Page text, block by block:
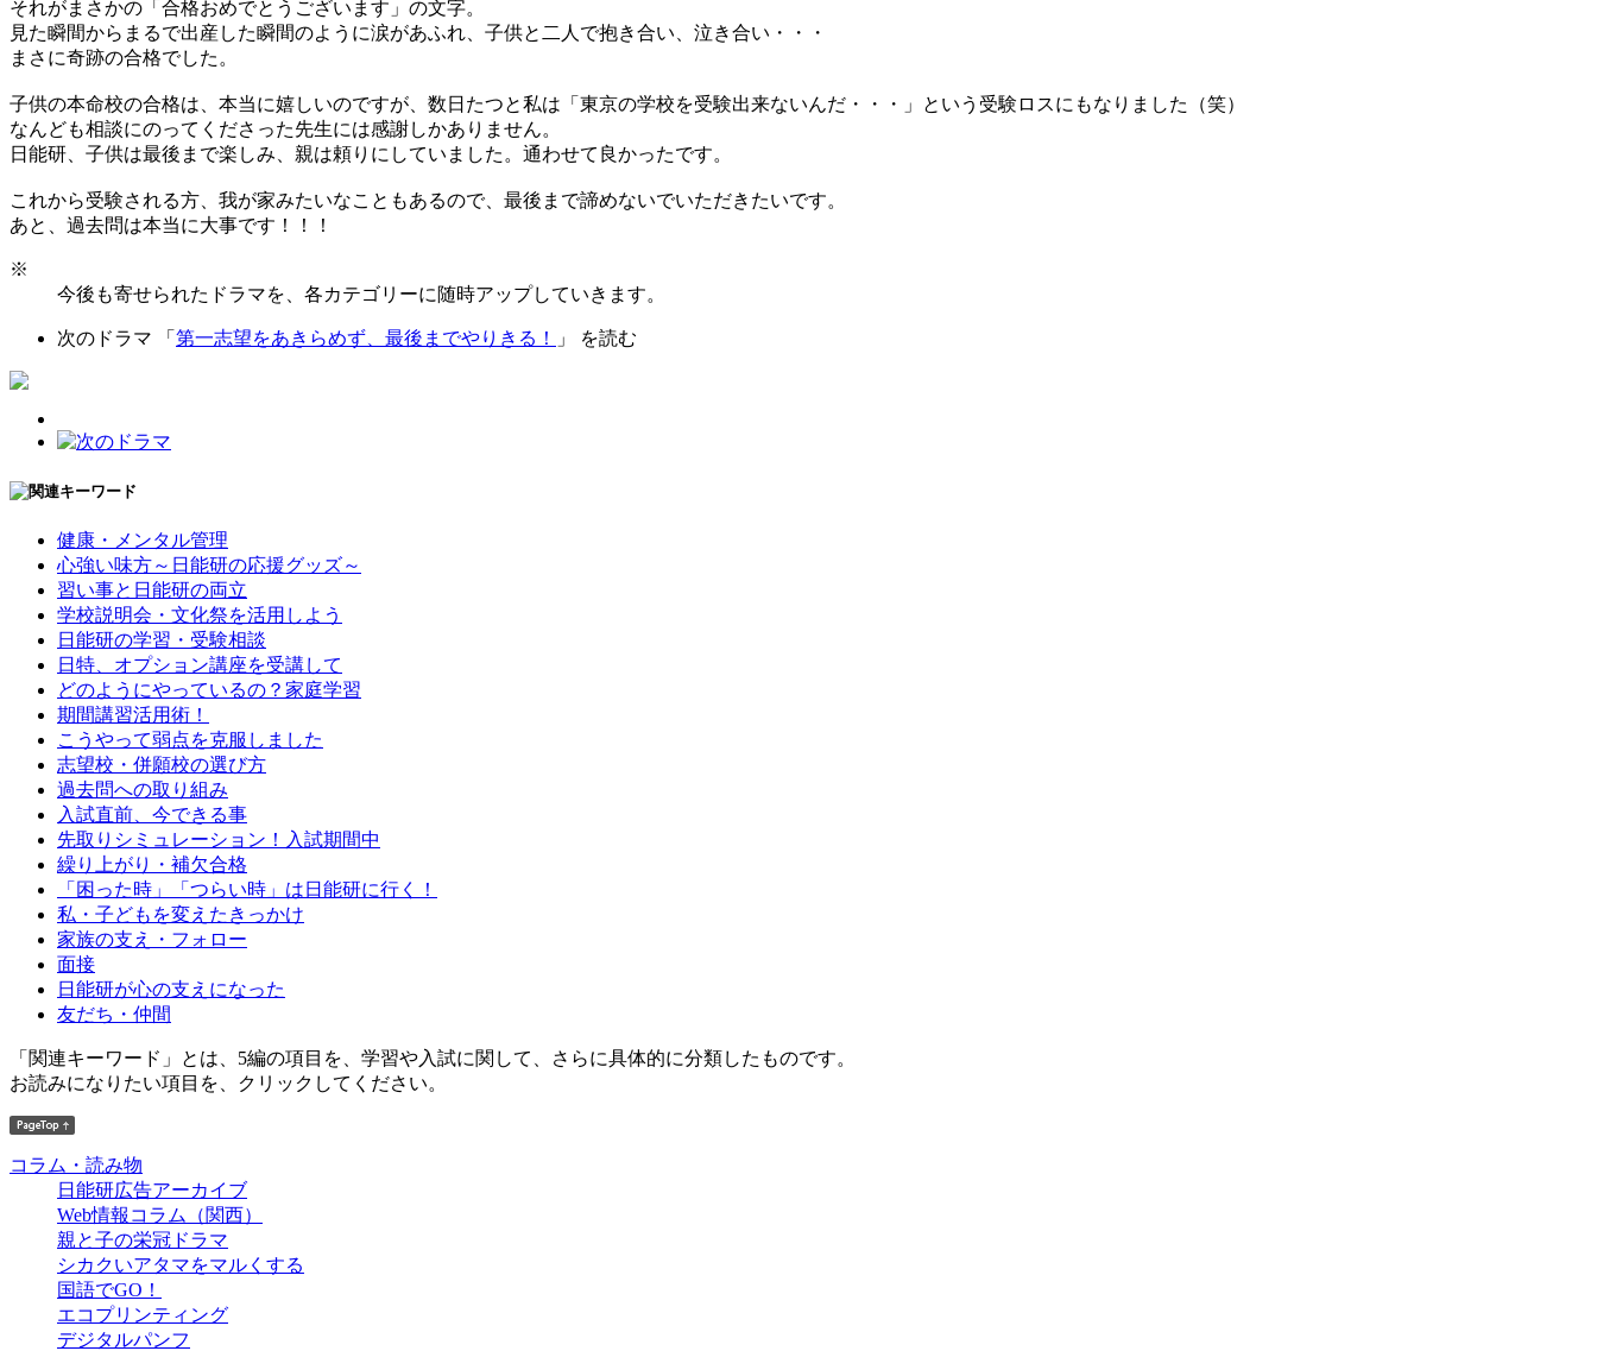
それがまさかの「合格おめでとうございます」の文字。
見た瞬間からまるで出産した瞬間のように涙があふれ、子供と二人で抱き合い、泣き合い・・・
まさに奇跡の合格でした。
子供の本命校の合格は、本当に嬉しいのですが、数日たつと私は「東京の学校を受験出来ないんだ・・・」という受験ロスにもなりました（笑）
なんども相談にのってくださった先生には感謝しかありません。
日能研、子供は最後まで楽しみ、親は頼りにしていました。通わせて良かったです。
これから受験される方、我が家みたいなこともあるので、最後まで諦めないでいただきたいです。
あと、過去問は本当に大事です！！！
※
今後も寄せられたドラマを、各カテゴリーに随時アップしていきます。
次のドラマ 「 第一志望をあきらめず、最後までやりきる！ 」 を読む
健康・メンタル管理
心強い味方～日能研の応援グッズ～
習い事と日能研の両立
学校説明会・文化祭を活用しよう
日能研の学習・受験相談
日特、オプション講座を受講して
どのようにやっているの？家庭学習
期間講習活用術！
こうやって弱点を克服しました
志望校・併願校の選び方
過去問への取り組み
入試直前、今できる事
先取りシミュレーション！入試期間中
繰り上がり・補欠合格
「困った時」「つらい時」は日能研に行く！
私・子どもを変えたきっかけ
家族の支え・フォロー
面接
日能研が心の支えになった
友だち・仲間
「関連キーワード」とは、5編の項目を、学習や入試に関して、さらに具体的に分類したものです。
お読みになりたい項目を、クリックしてください。
コラム・読み物
日能研広告アーカイブ
Web情報コラム（関西）
親と子の栄冠ドラマ
シカクいアタマをマルくする
国語でGO！
エコプリンティング
デジタルパンフ